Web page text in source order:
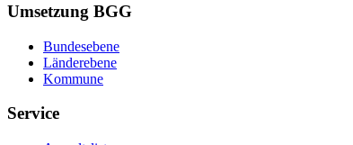
Umsetzung BGG
Bundesebene
Länderebene
Kommune
Service